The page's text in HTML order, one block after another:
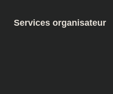
Services organisateur